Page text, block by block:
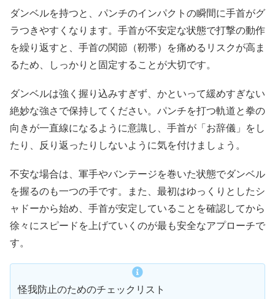
ダンベルを持つと、パンチのインパクトの瞬間に手首がグ
ラつきやすくなります。手首が不安定な状態で打撃の動作
を繰り返すと、手首の関節（靭帯）を痛めるリスクが高ま
るため、しっかりと固定することが大切です。
ダンベルは強く握り込みすぎず、かといって緩めすぎない
絶妙な強さで保持してください。パンチを打つ軌道と拳の
向きが一直線になるように意識し、手首が「お辞儀」をし
たり、反り返ったりしないように気を付けましょう。
不安な場合は、軍手やバンテージを巻いた状態でダンベル
を握るのも一つの手です。また、最初はゆっくりとしたシ
ャドーから始め、手首が安定していることを確認してから
徐々にスピードを上げていくのが最も安全なアプローチで
す。
怪我防止のためのチェックリスト